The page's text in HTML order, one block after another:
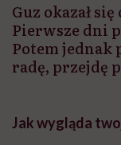
Guz okazał
Pierwsze dni
Potem jednak
radę, przejdę
Jak wygląda